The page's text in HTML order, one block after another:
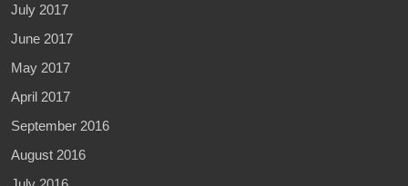
July 2017
June 2017
May 2017
April 2017
September 2016
August 2016